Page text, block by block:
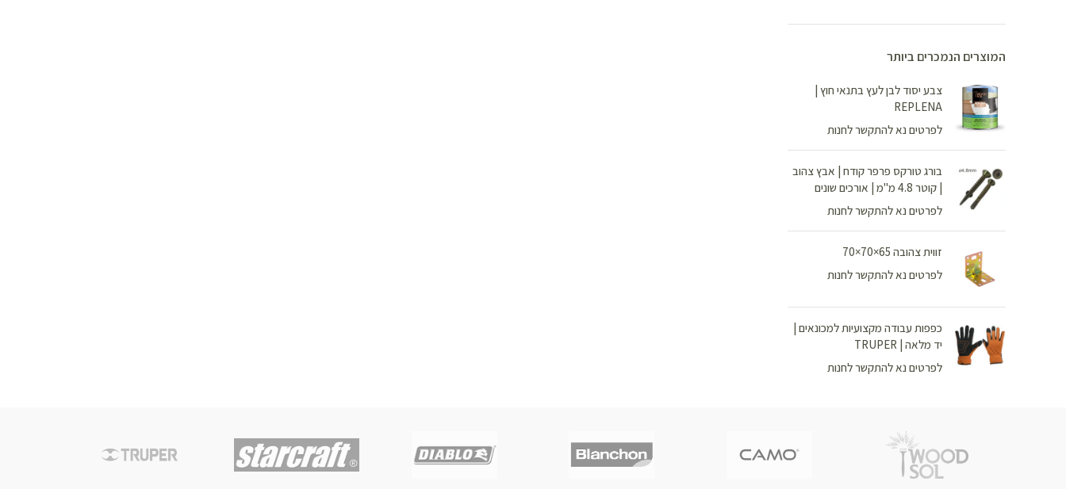
המוצרים הנמכרים ביותר
צבע יסוד לבן לעץ בתנאי חוץ |
REPLENA
לפרטים נא להתקשר לחנות
בורג טורקס פרפר קודח | אבץ צהוב
| קוטר 4.8 מ"מ | אורכים שונים
לפרטים נא להתקשר לחנות
זווית צהובה 65×70×70
לפרטים נא להתקשר לחנות
כפפות עבודה מקצועיות למכונאים |
יד מלאה | TRUPER
לפרטים נא להתקשר לחנות